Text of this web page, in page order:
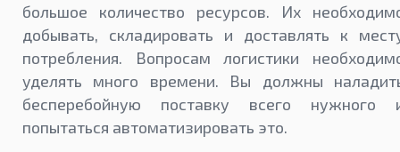
большое количество ресурсов. Их
добывать, складировать и доставлять к
потребления. Вопросам логистики
уделять много времени. Вы должны
бесперебойную поставку всего нужного
попытаться автоматизировать это.